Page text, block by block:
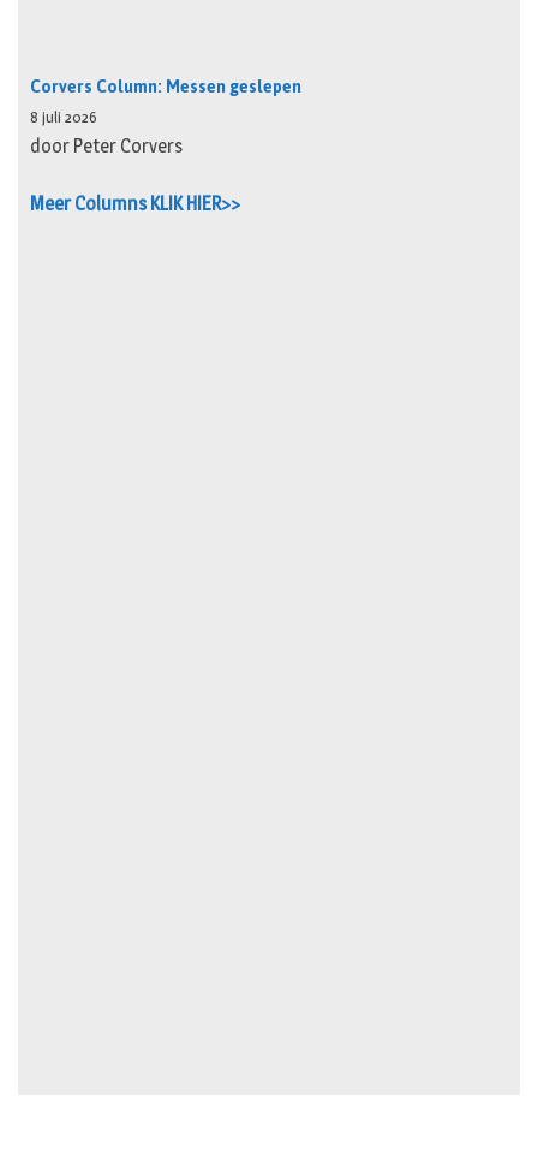
Corvers Column: Messen geslepen
8 juli 2026
door Peter Corvers
Meer Columns KLIK HIER>>